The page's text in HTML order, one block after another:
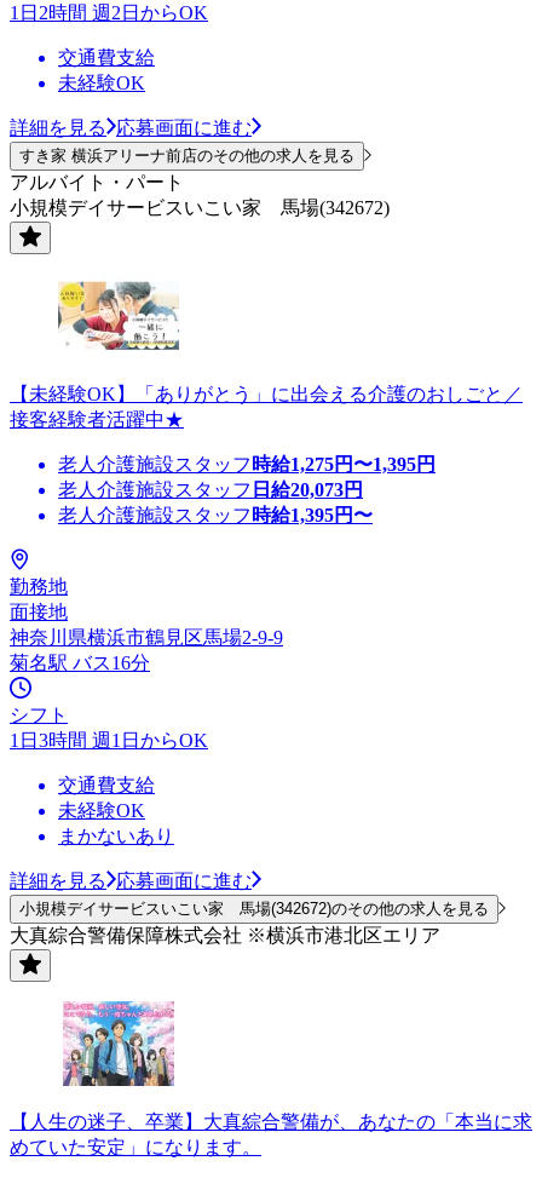
1日2時間 週2日からOK
交通費支給
未経験OK
詳細を見る 応募画面に進む
すき家 横浜アリーナ前店のその他の求人を見る
アルバイト・パート
小規模デイサービスいこい家 馬場(342672)
【未経験OK】「ありがとう」に出会える介護のおしごと／
接客経験者活躍中★
老人介護施設スタッフ 時給1,275円〜1,395円
老人介護施設スタッフ 日給20,073円
老人介護施設スタッフ 時給1,395円〜
勤務地
面接地
神奈川県横浜市鶴見区馬場2-9-9
菊名駅 バス16分
シフト
1日3時間 週1日からOK
交通費支給
未経験OK
まかないあり
詳細を見る 応募画面に進む
小規模デイサービスいこい家 馬場(342672)のその他の求人を見る
大真綜合警備保障株式会社 ※横浜市港北区エリア
【人生の迷子、卒業】大真綜合警備が、あなたの「本当に求
めていた安定」になります。